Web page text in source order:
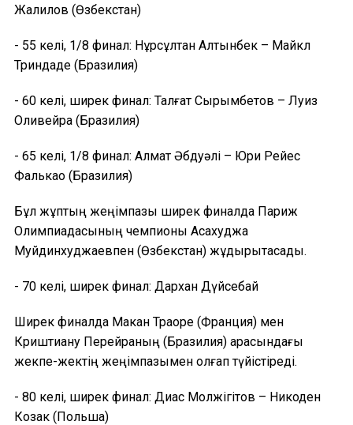
Жалилов (Өзбекстан)
- 55 келі, 1/8 финал: Нұрсұлтан Алтынбек – Майкл
Триндаде (Бразилия)
- 60 келі, ширек финал: Талғат Сырымбетов – Луиз
Оливейра (Бразилия)
- 65 келі, 1/8 финал: Алмат Әбдуәлі – Юри Рейес
Фалькао (Бразилия)
Бұл жұптың жеңімпазы ширек финалда Париж
Олимпиадасының чемпионы Асахуджа
Муйдинхуджаевпен (Өзбекстан) жұдырықтасады.
- 70 келі, ширек финал: Дархан Дүйсебай
Ширек финалда Макан Траоре (Франция) мен
Криштиану Перейраның (Бразилия) арасындағы
жекпе-жектің жеңімпазымен қолғап түйістіреді.
- 80 келі, ширек финал: Диас Молжігітов – Никоден
Козак (Польша)